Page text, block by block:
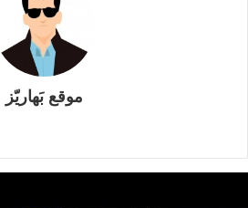
موقع بَهاريّز
ق